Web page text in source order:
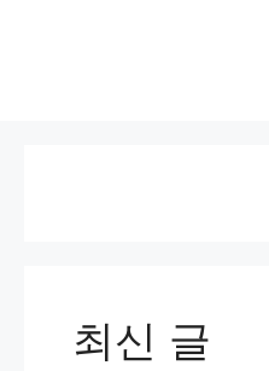
최신 글